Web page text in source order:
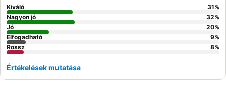
Kiváló 31%
Nagyon jó
32%
Jó
20%
Elfogadható
9%
Rossz
8%
Értékelések mutatása